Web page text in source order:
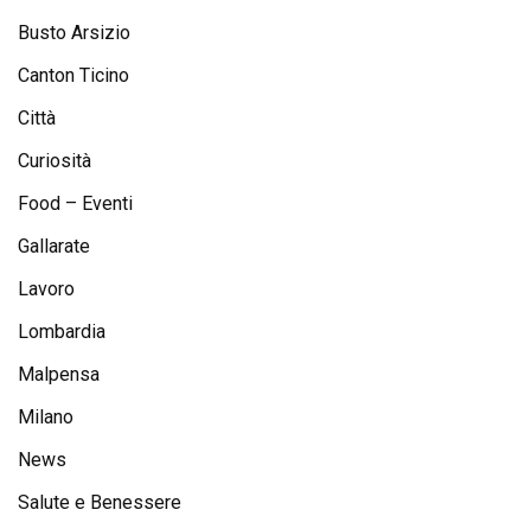
Busto Arsizio
Canton Ticino
Città
Curiosità
Food – Eventi
Gallarate
Lavoro
Lombardia
Malpensa
Milano
News
Salute e Benessere